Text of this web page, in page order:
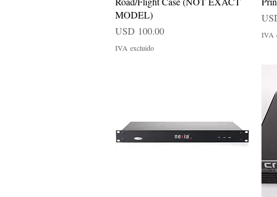
MODEL)
Precio
USD 100.00
IVA excluido
IVA